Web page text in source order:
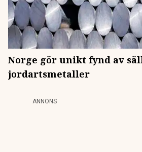
Norge gör unikt fynd av
jordartsmetaller
ANNONS